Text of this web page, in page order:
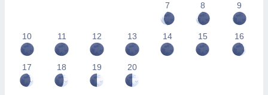
7
8 9
10 11 12 13 14 15 16
17 18 19 20